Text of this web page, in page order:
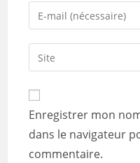
comment
Enter
your
email
address
comment
Saisir
l’URL
de
votre
site
(facultatif)
Enregistrer mon
dans le navigateur
commentaire.